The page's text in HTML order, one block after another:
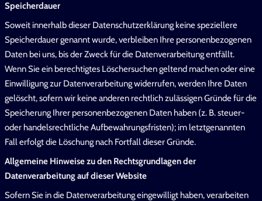
Speicherdauer
Soweit innerhalb dieser Datenschutzerklärung keine speziellere
Speicherdauer genannt wurde, verbleiben Ihre personenbezogenen
Daten bei uns, bis der Zweck für die Datenverarbeitung entfällt.
Wenn Sie ein berechtigtes Löschersuchen geltend machen oder eine
Einwilligung zur Datenverarbeitung widerrufen, werden Ihre Daten
gelöscht, sofern wir keine anderen rechtlich zulässigen Gründe für die
Speicherung Ihrer personenbezogenen Daten haben (z. B. steuer-
oder handelsrechtliche Aufbewahrungsfristen); im letztgenannten
Fall erfolgt die Löschung nach Fortfall dieser Gründe.
Allgemeine Hinweise zu den Rechtsgrundlagen der
Datenverarbeitung auf dieser Website
Sofern Sie in die Datenverarbeitung eingewilligt haben, verarbeiten